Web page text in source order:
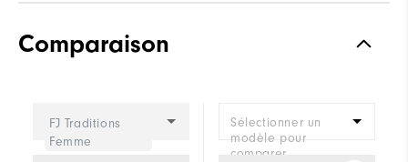
Comparaison
FJ Traditions
Femme
Sélectionner un
modèle pour
comparer.